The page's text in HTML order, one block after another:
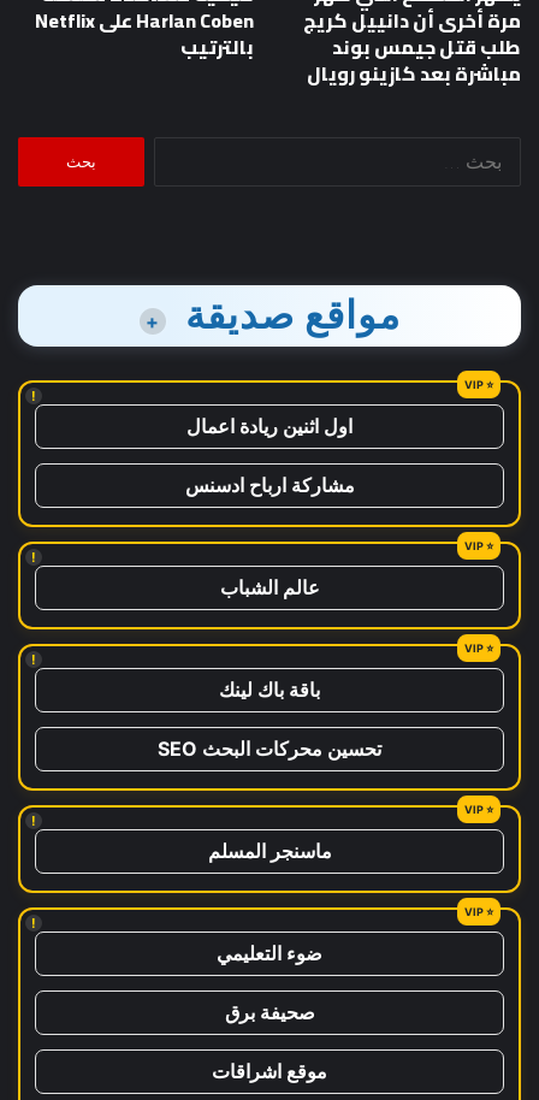
مرة أخرى أن دانييل كريج
طلب قتل جيمس بوند
مباشرة بعد كازينو رويال
Harlan Coben على Netflix
بالترتيب
البحث
مواقع صديقة +
!
اول اثنين ريادة اعمال
مشاركة ارباح ادسنس
!
عالم الشباب
!
باقة باك لينك
تحسين محركات البحث SEO
!
ماسنجر المسلم
!
ضوء التعليمي
صحيفة برق
موقع اشراقات